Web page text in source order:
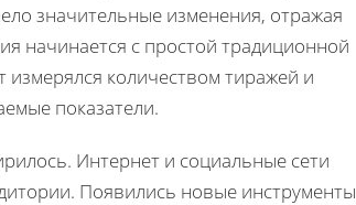
значительные изменения, отражая
начинается с простой традиционной
измерялся количеством тиражей и
показатели.
Интернет и социальные сети
Появились новые инструменты